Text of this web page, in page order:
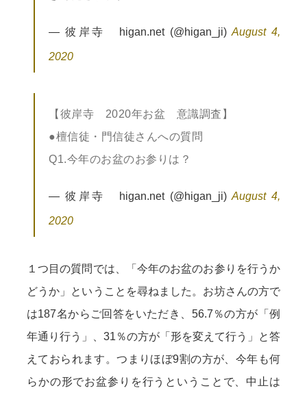
— 彼岸寺 higan.net (@higan_ji)August 4,
2020
【彼岸寺 2020年お盆 意識調査】
●檀信徒・門信徒さんへの質問
Q1.今年のお盆のお参りは？
— 彼岸寺 higan.net (@higan_ji)August 4,
2020
１つ目の質問では、「今年のお盆のお参りを行うか
どうか」ということを尋ねました。お坊さんの方で
は187名からご回答をいただき、56.7％の方が「例
年通り行う」、31％の方が「形を変えて行う」と答
えておられます。つまりほぼ9割の方が、今年も何
らかの形でお盆参りを行うということで、中止は